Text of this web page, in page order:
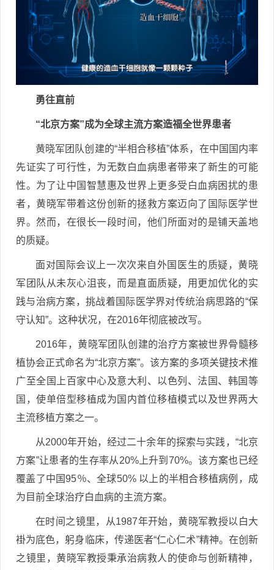
勇往直前
“北京方案”成为全球主流方案造福全世界患者
黄晓军团队创建的“半相合移植”体系，在中国国内率
先证实了可行性，为无数白血病患者带来了新生的可能
性。为了让中国智慧惠及世界上更多受白血病困扰的患
者，黄晓军带着这份创新的拯救方案迈向了国际医学世
界。然而，在很长一段时间，他们所面对的是铺天盖地
的质疑。
面对国际会议上一次次来自外国医生的质疑，黄晓
军团队从未灰心沮丧，而是直面质疑，用更加优化的实
践与治病方案，挑战着国际医学界对传统治病思路的“保
守认知”。这种状况，在2016年彻底被改写。
2016年，黄晓军团队创建的治疗方案被世界骨髓移
植协会正式命名为“北京方案”。该方案的多项关键技术推
广至全国上百家中心及意大利、以色列、法国、韩国等
国，使单倍型移植成为国内首位移植模式以及世界两大
主流移植方案之一。
从2000年开始，经过二十余年的探索与实践，“北京
方案”让患者的生存率从20%上升到70%。该方案也已经
覆盖了中国95％、全球50% 以上的半相合移植病例，成
为目前全球治疗白血病的主流方案。
在时间之镜里，从1987年开始，黄晓军教授以白大
褂为底色，躬身临床，传递医者“仁心仁术”精神。在创新
之镜里，黄晓军教授秉承治病救人的使命与创新精神，